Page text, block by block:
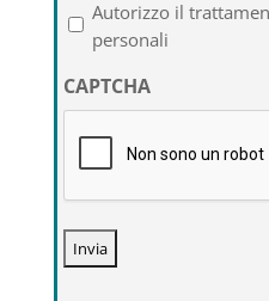
sulla
privacy
*
Autorizzo il
personali
CAPTCHA